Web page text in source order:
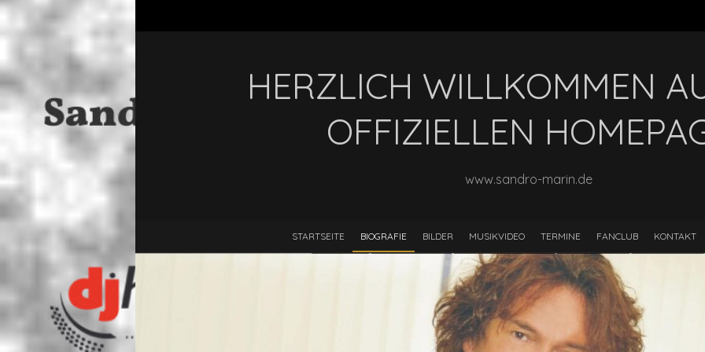
HERZLICH WILLKOMMEN
OFFIZIELLEN
www.sandro-marin.de
STARTSEITE BIOGRAFIE BILDER MUSIKVIDEO TERMINE FANCLUB KONTAKT